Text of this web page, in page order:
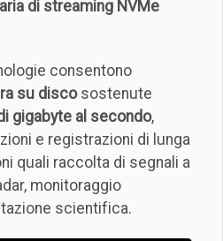
di streaming NVMe
consentono
su discosostenute
gigabyte al secondo,
e registrazioni di lunga
quali raccolta di segnali a
monitoraggio
scientifica.